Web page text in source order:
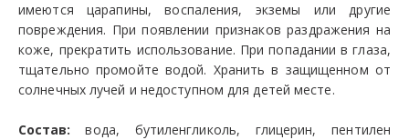
имеются царапины, воспаления, экземы или другие
повреждения. При появлении признаков раздражения на
коже, прекратить использование. При попадании в глаза,
тщательно промойте водой. Хранить в защищенном от
солнечных лучей и недоступном для детей месте.
Состав:вода, бутиленгликоль, глицерин, пентилен